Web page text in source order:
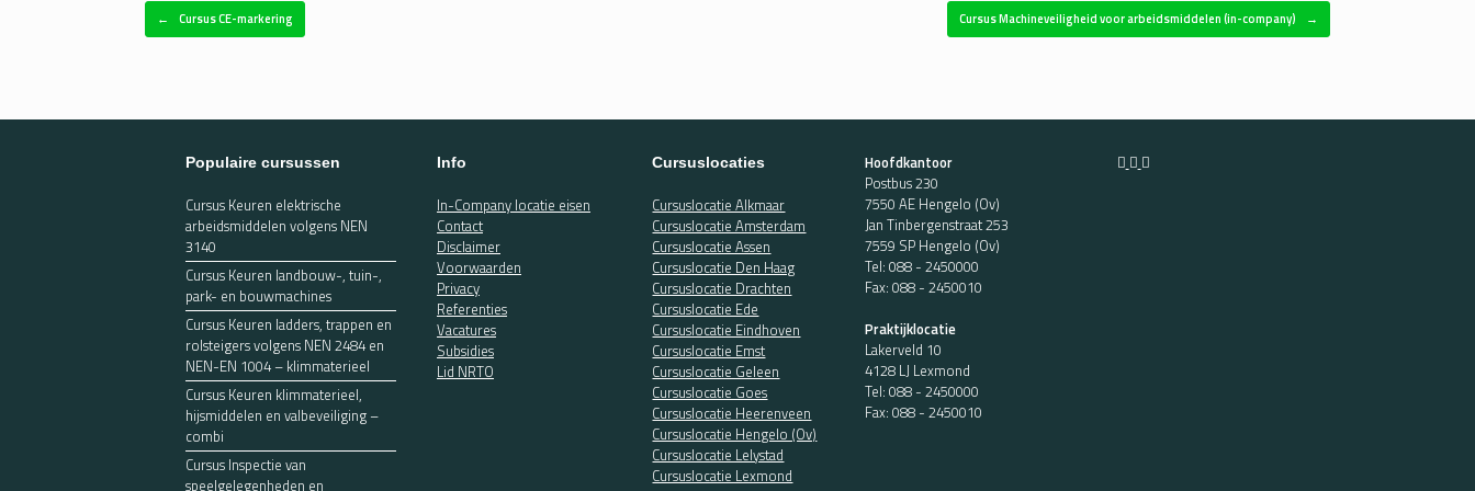
Bericht navigatie
← Cursus CE-markering Cursus Machineveiligheid voor arbeidsmiddelen (in-company) →
Populaire cursussen
Cursus Keuren elektrische
arbeidsmiddelen volgens NEN
3140
Cursus Keuren landbouw-, tuin-,
park- en bouwmachines
Cursus Keuren ladders, trappen en
rolsteigers volgens NEN 2484 en
NEN-EN 1004 – klimmaterieel
Cursus Keuren klimmaterieel,
hijsmiddelen en valbeveiliging –
combi
Cursus Inspectie van
speelgelegenheden en
Info
In-Company locatie eisen
Contact
Disclaimer
Voorwaarden
Privacy
Referenties
Vacatures
Subsidies
Lid NRTO
Cursuslocaties
Cursuslocatie Alkmaar
Cursuslocatie Amsterdam
Cursuslocatie Assen
Cursuslocatie Den Haag
Cursuslocatie Drachten
Cursuslocatie Ede
Cursuslocatie Eindhoven
Cursuslocatie Emst
Cursuslocatie Geleen
Cursuslocatie Goes
Cursuslocatie Heerenveen
Cursuslocatie Hengelo (Ov)
Cursuslocatie Lelystad
Cursuslocatie Lexmond
Hoofdkantoor
Postbus 230
7550 AE Hengelo (Ov)
Jan Tinbergenstraat 253
7559 SP Hengelo (Ov)
Tel:088 - 2450000
Fax: 088 - 2450010
Praktijklocatie
Lakerveld 10
4128 LJ Lexmond
Tel:088 - 2450000
Fax: 088 - 2450010